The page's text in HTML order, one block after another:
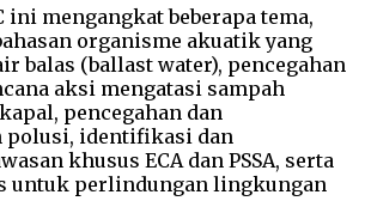
ini mengangkat beberapa tema,
organisme akuatik yang
balas (ballast water), pencegahan
aksi mengatasi sampah
pencegahan dan
polusi, identifikasi dan
khusus ECA dan PSSA, serta
untuk perlindungan lingkungan